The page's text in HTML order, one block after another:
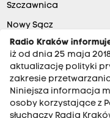
Szczawnica
Nowy Sącz
Radio Kraków
iż od dnia 25 maja
aktualizację polityki
zakresie
Niniejsza informacja
osoby korzystające z
słuchaczy Radia